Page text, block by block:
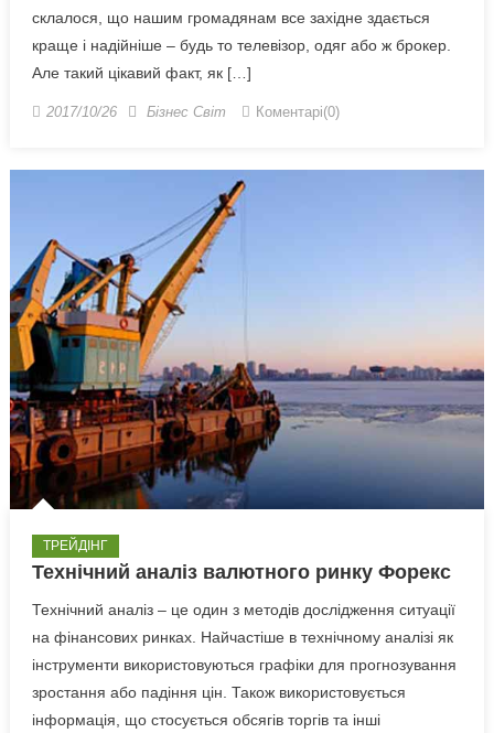
склалося, що нашим громадянам все західне здається
краще і надійніше – будь то телевізор, одяг або ж брокер.
Але такий цікавий факт, як […]
2017/10/26 Бізнес Світ Коментарі(0)
ТРЕЙДІНГ
Технічний аналіз валютного ринку Форекс
Технічний аналіз – це один з методів дослідження ситуації
на фінансових ринках. Найчастіше в технічному аналізі як
інструменти використовуються графіки для прогнозування
зростання або падіння цін. Також використовується
інформація, що стосується обсягів торгів та інші